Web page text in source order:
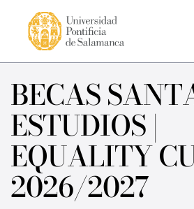
BECAS
ESTUDIOS |
EQUALITY
2026/2027